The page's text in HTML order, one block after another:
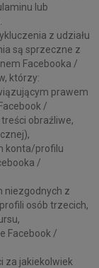
lub
z udziału
są sprzeczne z
Facebooka /
którzy:
prawem
/
obraźliwe,
konta/profilu
/
niezgodnych z
osób trzecich,
Facebook /
za jakiekolwiek